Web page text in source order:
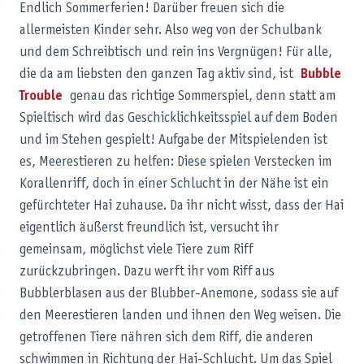
Endlich Sommerferien! Darüber freuen sich die
allermeisten Kinder sehr. Also weg von der Schulbank
und dem Schreibtisch und rein ins Vergnügen! Für alle,
die da am liebsten den ganzen Tag aktiv sind, ist
Bubble
Trouble genau das richtige Sommerspiel, denn statt am
Spieltisch wird das Geschicklichkeitsspiel auf dem Boden
und im Stehen gespielt! Aufgabe der Mitspielenden ist
es, Meerestieren zu helfen: Diese spielen Verstecken im
Korallenriff, doch in einer Schlucht in der Nähe ist ein
gefürchteter Hai zuhause. Da ihr nicht wisst, dass der Hai
eigentlich äußerst freundlich ist, versucht ihr
gemeinsam, möglichst viele Tiere zum Riff
zurückzubringen. Dazu werft ihr vom Riff aus
Bubblerblasen aus der Blubber-Anemone, sodass sie auf
den Meerestieren landen und ihnen den Weg weisen. Die
getroffenen Tiere nähren sich dem Riff, die anderen
schwimmen in Richtung der Hai-Schlucht. Um das Spiel